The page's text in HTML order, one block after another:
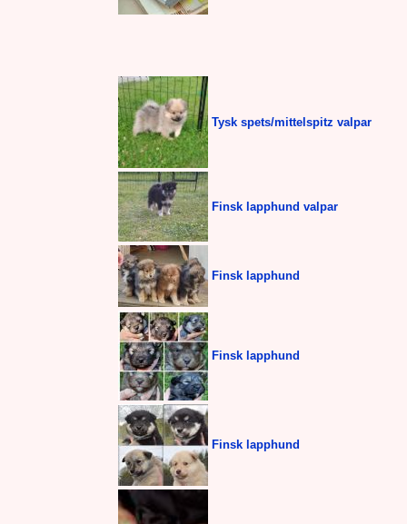
Tysk spets/mittelspitz valpar
Finsk lapphund valpar
Finsk lapphund
Finsk lapphund
Finsk lapphund